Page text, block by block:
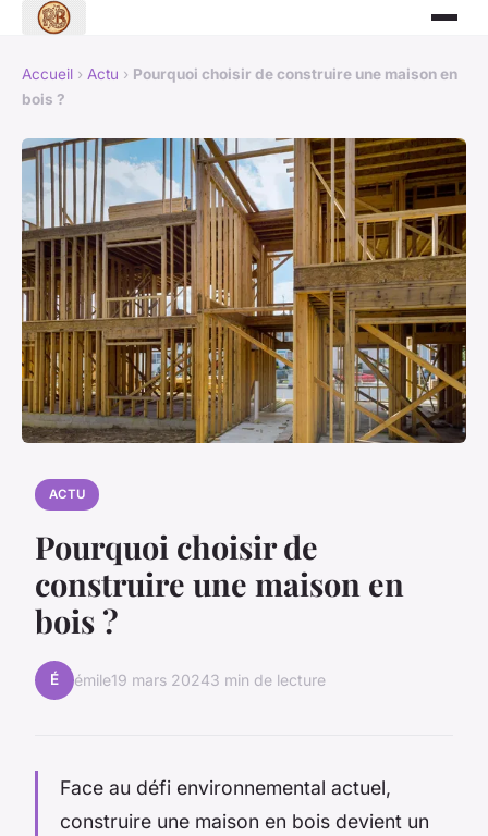
Accueil › Actu › Pourquoi choisir de construire une maison en
bois ?
ACTU
Pourquoi choisir de
construire une maison en
bois ?
É émile19 mars 20243 min de lecture
Face au défi environnemental actuel,
construire une maison en bois devient un